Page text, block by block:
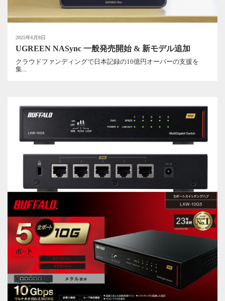
2025年6月8日
UGREEN NASync 一般発売開始 & 新モデル追加
クラウドファンディングで日本記録の10億円オーバーの支援を
集...